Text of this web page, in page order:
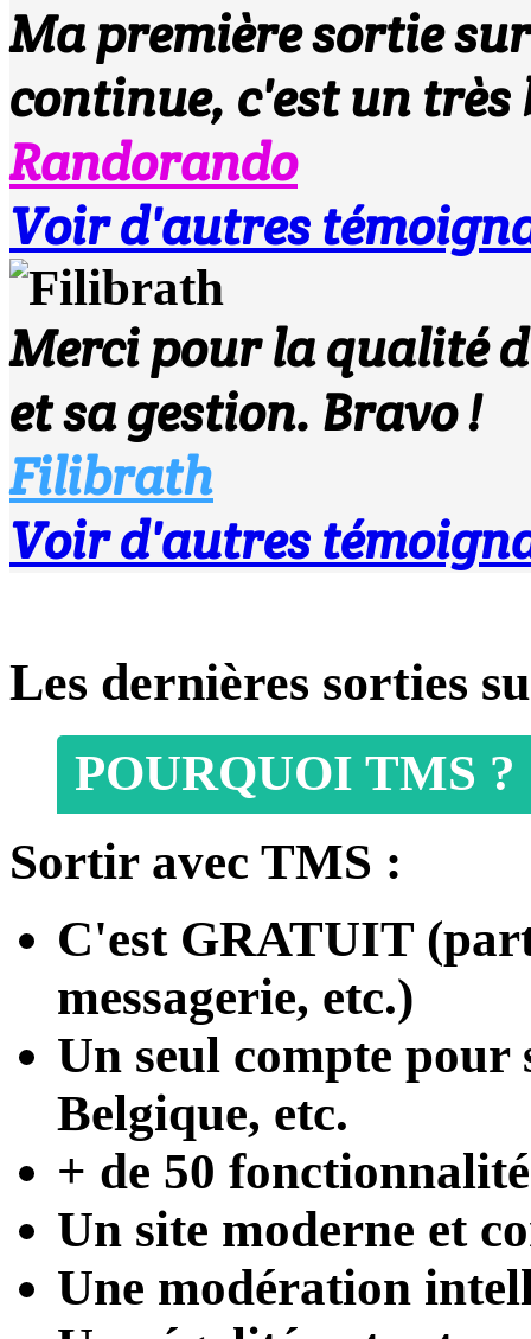
Ma première sortie
continue, c'est un très
Randorando
Voir d'autres
Merci pour la qualité
et sa gestion. Bravo !
Filibrath
Voir d'autres
Les dernières sorties
POURQUOI TMS ?
Sortir avec TMS :
C'est GRATUIT
messagerie, etc.)
Un seul compte pour
Belgique, etc.
+ de 50
Un site moderne et
Une modération